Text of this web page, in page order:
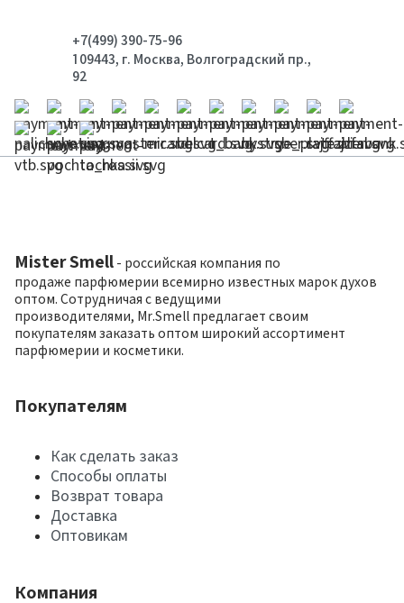
+7(499) 390-75-96
109443, г. Москва, Волгоградский пр.,
92
Mister Smell - российская компания по
продаже парфюмерии всемирно известных марок духов
оптом. Сотрудничая с ведущими
производителями, Mr.Smell предлагает своим
покупателям заказать оптом широкий ассортимент
парфюмерии и косметики.
Покупателям
Как сделать заказ
Способы оплаты
Возврат товара
Доставка
Оптовикам
Компания